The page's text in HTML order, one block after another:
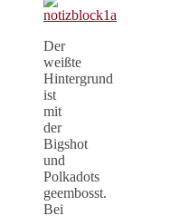
Der
weißte
Hintergrund
ist
mit
der
Bigshot
und
Polkadots
geembosst.
Bei